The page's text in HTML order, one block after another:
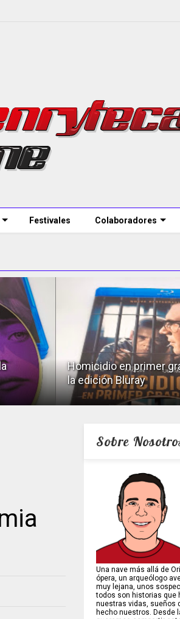
Festivales Colaboradores
Homicidio en primer
la edición Bluray
Sobre
Una nave más allá de
ópera, un arqueólogo
muy lejana, unos
todos son historias que
nuestras vidas, sueños
hecho nuestros. Desde